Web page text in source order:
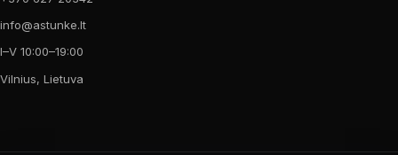
info@astunke.lt
I–V 10:00–19:00
Vilnius, Lietuva